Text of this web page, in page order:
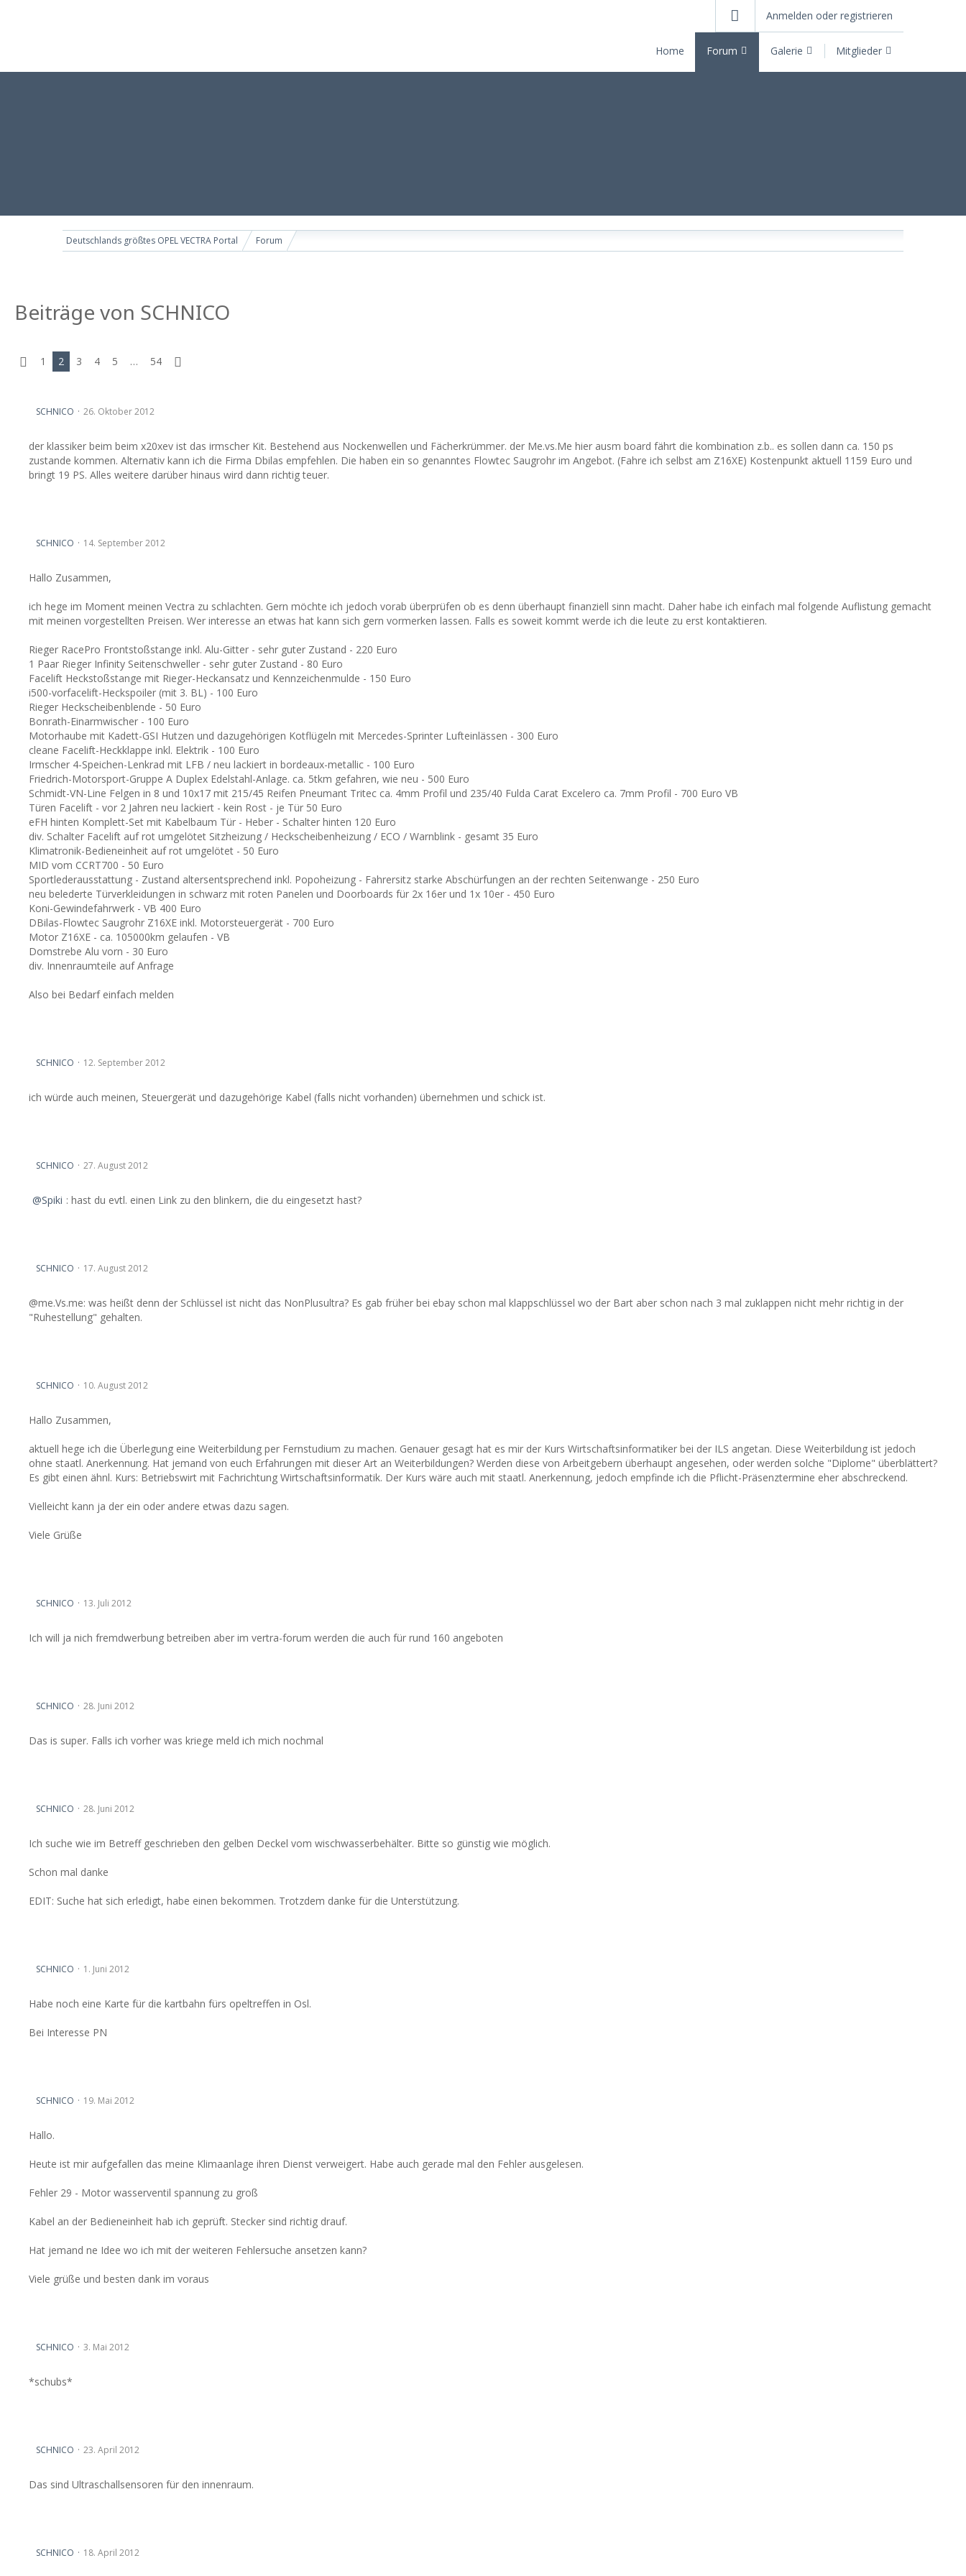
Home Forum Galerie Mitglieder
Anmelden oder registrieren
Deutschlands größtes OPEL VECTRA Portal Forum
Beiträge von SCHNICO
1 2 3 4 5 … 54
SCHNICO 26. Oktober 2012
der klassiker beim beim x20xev ist das irmscher Kit. Bestehend aus Nockenwellen und Fächerkrümmer. der Me.vs.Me hier ausm board fährt die kombination z.b.. es sollen dann ca. 150 ps
zustande kommen. Alternativ kann ich die Firma Dbilas empfehlen. Die haben ein so genanntes Flowtec Saugrohr im Angebot. (Fahre ich selbst am Z16XE) Kostenpunkt aktuell 1159 Euro und
bringt 19 PS. Alles weitere darüber hinaus wird dann richtig teuer.
SCHNICO 14. September 2012
Hallo Zusammen,
ich hege im Moment meinen Vectra zu schlachten. Gern möchte ich jedoch vorab überprüfen ob es denn überhaupt finanziell sinn macht. Daher habe ich einfach mal folgende Auflistung gemacht
mit meinen vorgestellten Preisen. Wer interesse an etwas hat kann sich gern vormerken lassen. Falls es soweit kommt werde ich die leute zu erst kontaktieren.
Rieger RacePro Frontstoßstange inkl. Alu-Gitter - sehr guter Zustand - 220 Euro
1 Paar Rieger Infinity Seitenschweller - sehr guter Zustand - 80 Euro
Facelift Heckstoßstange mit Rieger-Heckansatz und Kennzeichenmulde - 150 Euro
i500-vorfacelift-Heckspoiler (mit 3. BL) - 100 Euro
Rieger Heckscheibenblende - 50 Euro
Bonrath-Einarmwischer - 100 Euro
Motorhaube mit Kadett-GSI Hutzen und dazugehörigen Kotflügeln mit Mercedes-Sprinter Lufteinlässen - 300 Euro
cleane Facelift-Heckklappe inkl. Elektrik - 100 Euro
Irmscher 4-Speichen-Lenkrad mit LFB / neu lackiert in bordeaux-metallic - 100 Euro
Friedrich-Motorsport-Gruppe A Duplex Edelstahl-Anlage. ca. 5tkm gefahren, wie neu - 500 Euro
Schmidt-VN-Line Felgen in 8 und 10x17 mit 215/45 Reifen Pneumant Tritec ca. 4mm Profil und 235/40 Fulda Carat Excelero ca. 7mm Profil - 700 Euro VB
Türen Facelift - vor 2 Jahren neu lackiert - kein Rost - je Tür 50 Euro
eFH hinten Komplett-Set mit Kabelbaum Tür - Heber - Schalter hinten 120 Euro
div. Schalter Facelift auf rot umgelötet Sitzheizung / Heckscheibenheizung / ECO / Warnblink - gesamt 35 Euro
Klimatronik-Bedieneinheit auf rot umgelötet - 50 Euro
MID vom CCRT700 - 50 Euro
Sportlederausstattung - Zustand altersentsprechend inkl. Popoheizung - Fahrersitz starke Abschürfungen an der rechten Seitenwange - 250 Euro
neu belederte Türverkleidungen in schwarz mit roten Panelen und Doorboards für 2x 16er und 1x 10er - 450 Euro
Koni-Gewindefahrwerk - VB 400 Euro
DBilas-Flowtec Saugrohr Z16XE inkl. Motorsteuergerät - 700 Euro
Motor Z16XE - ca. 105000km gelaufen - VB
Domstrebe Alu vorn - 30 Euro
div. Innenraumteile auf Anfrage
Also bei Bedarf einfach melden
SCHNICO 12. September 2012
ich würde auch meinen, Steuergerät und dazugehörige Kabel (falls nicht vorhanden) übernehmen und schick ist.
SCHNICO 27. August 2012
Spiki : hast du evtl. einen Link zu den blinkern, die du eingesetzt hast?
SCHNICO 17. August 2012
@me.Vs.me: was heißt denn der Schlüssel ist nicht das NonPlusultra? Es gab früher bei ebay schon mal klappschlüssel wo der Bart aber schon nach 3 mal zuklappen nicht mehr richtig in der
"Ruhestellung" gehalten.
SCHNICO 10. August 2012
Hallo Zusammen,
aktuell hege ich die Überlegung eine Weiterbildung per Fernstudium zu machen. Genauer gesagt hat es mir der Kurs Wirtschaftsinformatiker bei der ILS angetan. Diese Weiterbildung ist jedoch
ohne staatl. Anerkennung. Hat jemand von euch Erfahrungen mit dieser Art an Weiterbildungen? Werden diese von Arbeitgebern überhaupt angesehen, oder werden solche "Diplome" überblättert?
Es gibt einen ähnl. Kurs: Betriebswirt mit Fachrichtung Wirtschaftsinformatik. Der Kurs wäre auch mit staatl. Anerkennung, jedoch empfinde ich die Pflicht-Präsenztermine eher abschreckend.
Vielleicht kann ja der ein oder andere etwas dazu sagen.
Viele Grüße
SCHNICO 13. Juli 2012
Ich will ja nich fremdwerbung betreiben aber im vertra-forum werden die auch für rund 160 angeboten
SCHNICO 28. Juni 2012
Das is super. Falls ich vorher was kriege meld ich mich nochmal
SCHNICO 28. Juni 2012
Ich suche wie im Betreff geschrieben den gelben Deckel vom wischwasserbehälter. Bitte so günstig wie möglich.
Schon mal danke
EDIT: Suche hat sich erledigt, habe einen bekommen. Trotzdem danke für die Unterstützung.
SCHNICO 1. Juni 2012
Habe noch eine Karte für die kartbahn fürs opeltreffen in Osl.
Bei Interesse PN
SCHNICO 19. Mai 2012
Hallo.
Heute ist mir aufgefallen das meine Klimaanlage ihren Dienst verweigert. Habe auch gerade mal den Fehler ausgelesen.
Fehler 29 - Motor wasserventil spannung zu groß
Kabel an der Bedieneinheit hab ich geprüft. Stecker sind richtig drauf.
Hat jemand ne Idee wo ich mit der weiteren Fehlersuche ansetzen kann?
Viele grüße und besten dank im voraus
SCHNICO 3. Mai 2012
*schubs*
SCHNICO 23. April 2012
Das sind Ultraschallsensoren für den innenraum.
SCHNICO 18. April 2012